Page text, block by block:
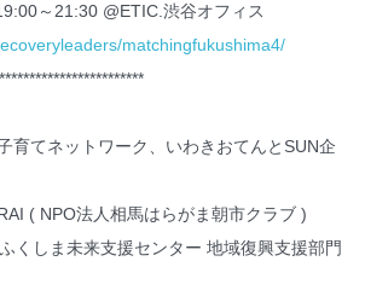
～21:30 @ETIC.渋谷オフィス
matchingfukushima4/
育てネットワーク、いわきおてんとSUN企
( NPO法人相馬はらがま朝市クラブ )
くしま未来支援センター 地域復興支援部門